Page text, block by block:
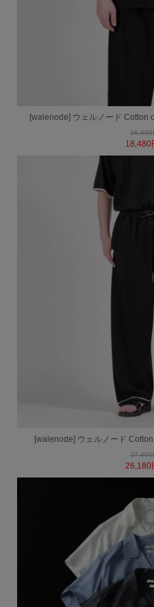
[walenode] ウェルノード Cotton
26,400
18,480
[walenode] ウェルノード
37,400
26,180